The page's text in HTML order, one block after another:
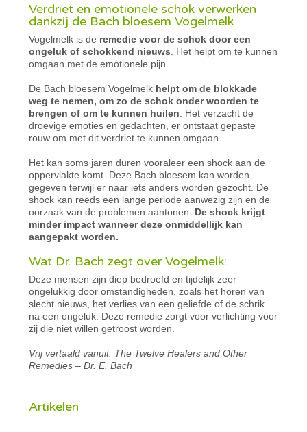
Verdriet en emotionele schok verwerken
dankzij de Bach bloesem Vogelmelk
Vogelmelk is de remedie voor de schok door een
ongeluk of schokkend nieuws . Het helpt om te kunnen
omgaan met de emotionele pijn.
De Bach bloesem Vogelmelk helpt om de blokkade
weg te nemen, om zo de schok onder woorden te
brengen of om te kunnen huilen . Het verzacht de
droevige emoties en gedachten, er ontstaat gepaste
rouw om met dit verdriet te kunnen omgaan.
Het kan soms jaren duren vooraleer een shock aan de
oppervlakte komt. Deze Bach bloesem kan worden
gegeven terwijl er naar iets anders worden gezocht. De
shock kan reeds een lange periode aanwezig zijn en de
oorzaak van de problemen aantonen. De shock krijgt
minder impact wanneer deze onmiddellijk kan
aangepakt worden.
Wat Dr. Bach zegt over Vogelmelk:
Deze mensen zijn diep bedroefd en tijdelijk zeer
ongelukkig door omstandigheden, zoals het horen van
slecht nieuws, het verlies van een geliefde of de schrik
na een ongeluk. Deze remedie zorgt voor verlichting voor
zij die niet willen getroost worden.
Vrij vertaald vanuit: The Twelve Healers and Other
Remedies – Dr. E. Bach
Artikelen